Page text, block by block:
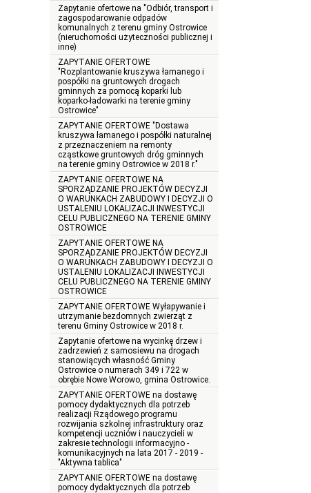
Zapytanie ofertowe na "Odbiór, transport i
zagospodarowanie odpadów
komunalnych z terenu gminy Ostrowice
(nieruchomości użyteczności publicznej i
inne)
ZAPYTANIE OFERTOWE
"Rozplantowanie kruszywa łamanego i
pospółki na gruntowych drogach
gminnych za pomocą koparki lub
koparko-ładowarki na terenie gminy
Ostrowice"
ZAPYTANIE OFERTOWE "Dostawa
kruszywa łamanego i pospółki naturalnej
z przeznaczeniem na remonty
cząstkowe gruntowych dróg gminnych
na terenie gminy Ostrowice w 2018 r."
ZAPYTANIE OFERTOWE NA
SPORZĄDZANIE PROJEKTÓW DECYZJI
O WARUNKACH ZABUDOWY I DECYZJI O
USTALENIU LOKALIZACJI INWESTYCJI
CELU PUBLICZNEGO NA TERENIE GMINY
OSTROWICE
ZAPYTANIE OFERTOWE NA
SPORZĄDZANIE PROJEKTÓW DECYZJI
O WARUNKACH ZABUDOWY I DECYZJI O
USTALENIU LOKALIZACJI INWESTYCJI
CELU PUBLICZNEGO NA TERENIE GMINY
OSTROWICE
ZAPYTANIE OFERTOWE Wyłapywanie i
utrzymanie bezdomnych zwierząt z
terenu Gminy Ostrowice w 2018 r.
Zapytanie ofertowe na wycinkę drzew i
zadrzewień z samosiewu na drogach
stanowiących własność Gminy
Ostrowice o numerach 349 i 722 w
obrębie Nowe Worowo, gmina Ostrowice.
ZAPYTANIE OFERTOWE na dostawę
pomocy dydaktycznych dla potrzeb
realizacji Rządowego programu
rozwijania szkolnej infrastruktury oraz
kompetencji uczniów i nauczycieli w
zakresie technologii informacyjno -
komunikacyjnych na lata 2017 - 2019 -
"Aktywna tablica"
ZAPYTANIE OFERTOWE na dostawę
pomocy dydaktycznych dla potrzeb